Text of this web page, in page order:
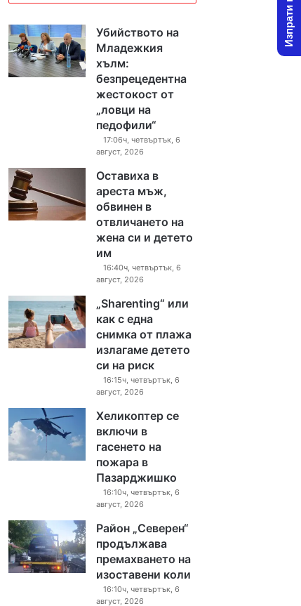
Убийството на
Младежкия
хълм:
безпрецедентна
жестокост от
„ловци на
педофили“
17:06ч, четвъртък, 6
август, 2026
Оставиха в
ареста мъж,
обвинен в
отвличането на
жена си и детето
им
16:40ч, четвъртък, 6
август, 2026
„Sharenting“ или
как с една
снимка от плажа
излагаме детето
си на риск
16:15ч, четвъртък, 6
август, 2026
Хеликоптер се
включи в
гасенето на
пожара в
Пазарджишко
16:10ч, четвъртък, 6
август, 2026
Район „Северен“
продължава
премахването на
изоставени коли
16:10ч, четвъртък, 6
август, 2026